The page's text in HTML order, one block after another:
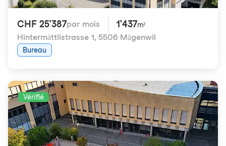
CHF 25'387par mois 1'437m²
Hintermättlistrasse 1, 5506 Mägenwil
Bureau
Vérifié